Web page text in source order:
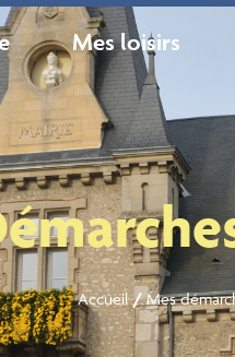
Mes loisirs
Accueil/Mes